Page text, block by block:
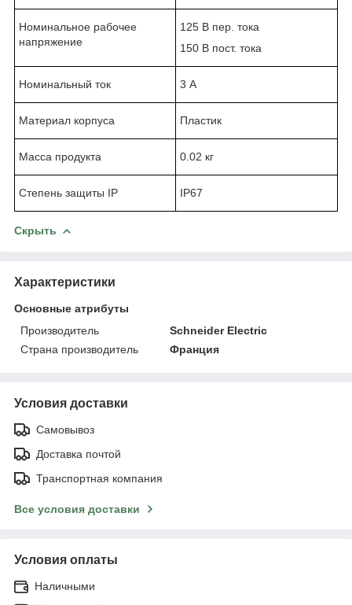
Номинальное рабочее
напряжение
125 В пер. тока
150 В пост. тока
Номинальный ток 3 А
Материал корпуса Пластик
Масса продукта 0.02 кг
Степень защиты IP IP67
Скрыть
Характеристики
Основные атрибуты
Производитель
Schneider Electric
Страна производитель
Франция
Условия доставки
Самовывоз
Доставка почтой
Транспортная компания
Все условия доставки
Условия оплаты
Наличными